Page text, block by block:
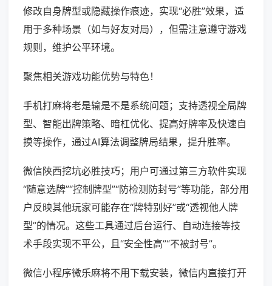
修改自身牌型或隐藏操作痕迹，实现“必胜”效果，适
用于多种场景（如与好友对局），但需注意遵守游戏
规则，维护公平环境。
聚焦相关游戏功能优势与特色！
手机打麻将老是输是不是系统问题；支持透视全局牌
型、智能出牌策略、暗杠优化、提高好牌率及快速自
摸等操作，通过AI算法调整牌局结果，提升胜率。
微信陕西挖坑必胜技巧；用户可通过第三方软件实现
“随意选牌”“控制牌型”“防检测防封号”等功能，部分用
户反映其他玩家可能存在“牌特别好”或“透视他人牌
型”的情况。这些工具通过后台运行、自动连接等技
术手段实现不平公，且“安全性高”“不被封号”。
微信小程序微乐麻将不用下载安装，微信内直接打开